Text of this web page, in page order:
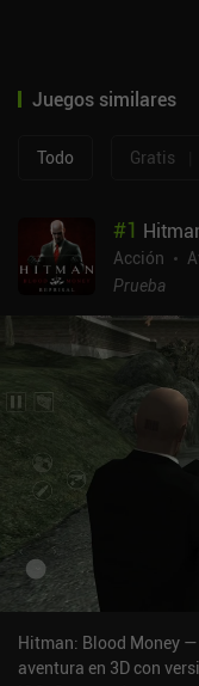
Juegos similares
Todo Gratis
#1
Acción
Prueba
Hitman: Blood Money
aventura en 3D con